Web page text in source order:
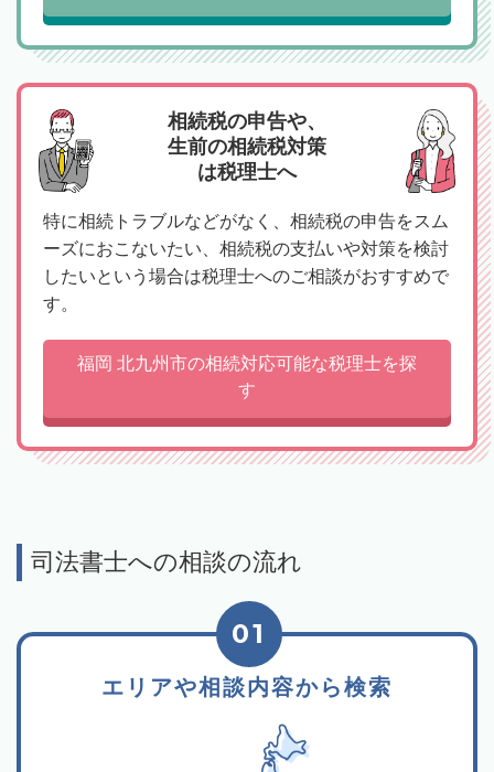
相続税の申告や、
生前の相続税対策
は税理士へ
特に相続トラブルなどがなく、相続税の申告をスム
ーズにおこないたい、相続税の支払いや対策を検討
したいという場合は税理士へのご相談がおすすめで
す。
福岡 北九州市の相続対応可能な税理士を探
す
司法書士への相談の流れ
エリアや相談内容から検索
01